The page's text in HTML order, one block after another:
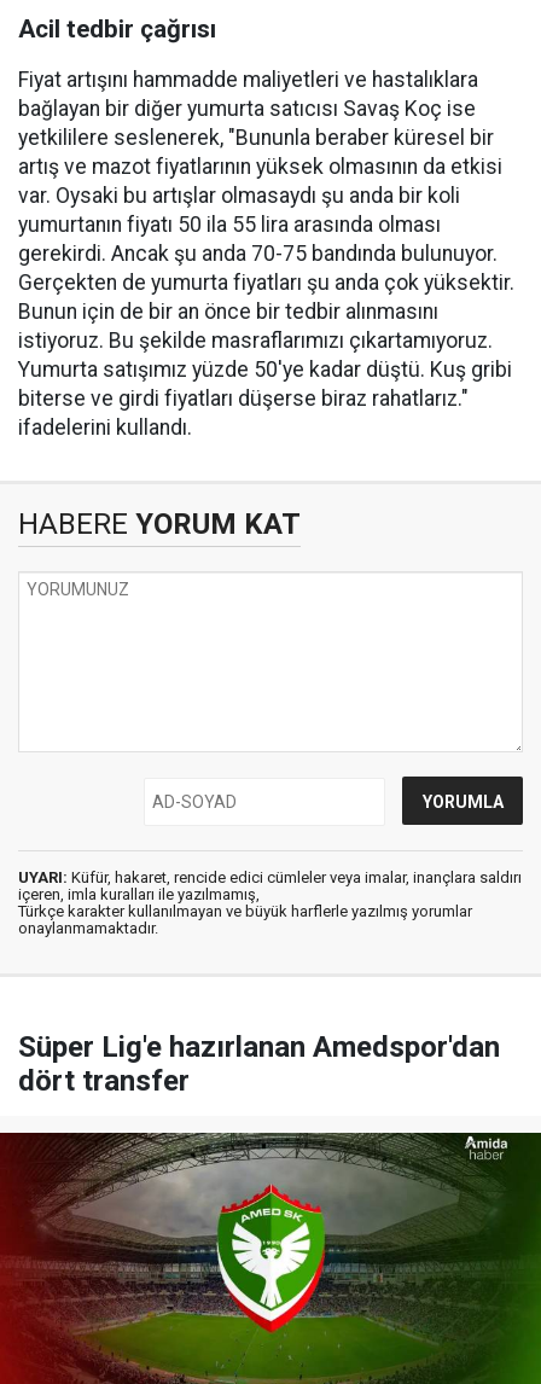
Acil tedbir çağrısı
Fiyat artışını hammadde maliyetleri ve hastalıklara
bağlayan bir diğer yumurta satıcısı Savaş Koç ise
yetkililere seslenerek, "Bununla beraber küresel bir
artış ve mazot fiyatlarının yüksek olmasının da etkisi
var. Oysaki bu artışlar olmasaydı şu anda bir koli
yumurtanın fiyatı 50 ila 55 lira arasında olması
gerekirdi. Ancak şu anda 70-75 bandında bulunuyor.
Gerçekten de yumurta fiyatları şu anda çok yüksektir.
Bunun için de bir an önce bir tedbir alınmasını
istiyoruz. Bu şekilde masraflarımızı çıkartamıyoruz.
Yumurta satışımız yüzde 50'ye kadar düştü. Kuş gribi
biterse ve girdi fiyatları düşerse biraz rahatlarız."
ifadelerini kullandı.
HABERE YORUM KAT
UYARI: Küfür, hakaret, rencide edici cümleler veya imalar, inançlara saldırı
içeren, imla kuralları ile yazılmamış,
Türkçe karakter kullanılmayan ve büyük harflerle yazılmış yorumlar
onaylanmamaktadır.
Süper Lig'e hazırlanan Amedspor'dan
dört transfer